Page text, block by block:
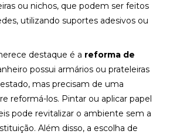
ou nichos, que podem ser feitos
utilizando suportes adesivos ou
destaque é a reforma de
possui armários ou prateleiras
mas precisam de uma
reformá-los. Pintar ou aplicar papel
pode revitalizar o ambiente sem a
Além disso, a escolha de